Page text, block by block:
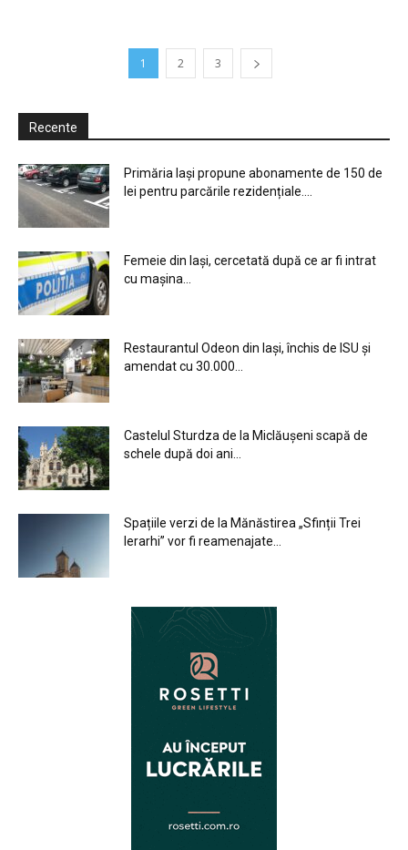
1 2 3
Recente
Primăria Iași propune abonamente de 150 de
lei pentru parcările rezidențiale....
Femeie din Iași, cercetată după ce ar fi intrat
cu mașina...
Restaurantul Odeon din Iași, închis de ISU și
amendat cu 30.000...
Castelul Sturdza de la Miclăușeni scapă de
schele după doi ani...
Spațiile verzi de la Mănăstirea „Sfinții Trei
Ierarhi” vor fi reamenajate...